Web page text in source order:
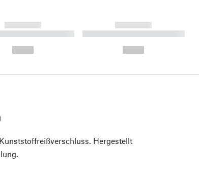
------------
----------- ----------
------------
----------- ----------- ----------
Hergestellt